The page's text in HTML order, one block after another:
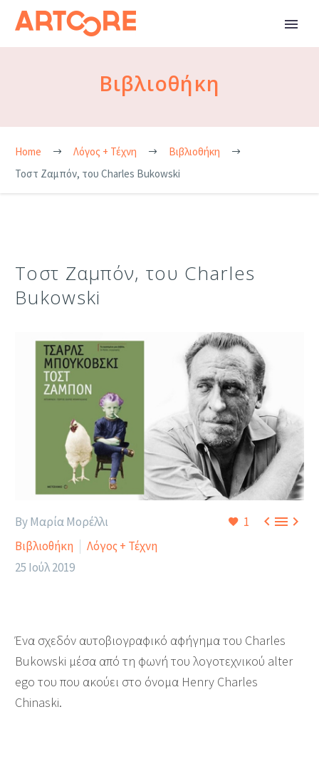
Βιβλιοθήκη
Home Λόγος + Τέχνη
Βιβλιοθήκη
Τοστ Ζαμπόν, του Charles Bukowski
Τοστ Ζαμπόν, του Charles
Bukowski
1 
By Μαρία Μορέλλι
Βιβλιοθήκη
Λόγος + Τέχνη
25 Ιούλ 2019
Ένα σχεδόν αυτοβιογραφικό αφήγημα του Charles
Bukowski μέσα από τη φωνή του λογοτεχνικού alter
ego του που ακούει στο όνομα Henry Charles
Chinaski.